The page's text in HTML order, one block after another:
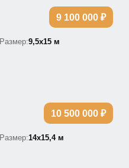
9 100 000 ₽
Размер:9,5х15 м
10 500 000 ₽
Размер:14х15,4 м